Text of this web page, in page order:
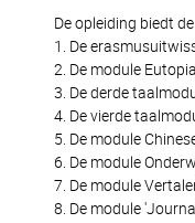
De opleiding biedt
1. De
2. De module Eutopia
3. De derde
4. De vierde
5. De module
6. De module
7. De module
8. De module